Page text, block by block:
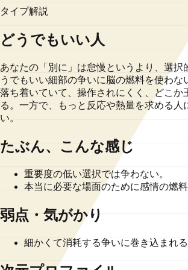
タイプ解説
どうでもいい人
あなたの「別に」は怠慢というより、選択
うでもいい細部の争いに脳の燃料を使わな
落ち着いていて、操作されにくく、どこか
る。一方で、もっと反応や熱量を求める人
い。
たぶん、こんな感じ
重要度の低い選択では争わない。
本当に必要な場面のために感情の燃料
弱点・気がかり
細かくて消耗する争いに巻き込まれる